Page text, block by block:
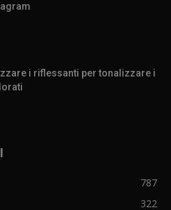
i riflessanti per tonalizzare i
787
322